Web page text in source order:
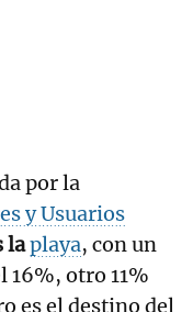
por la
y Usuarios
laplaya, con un
16%, otro 11%
es el destino del